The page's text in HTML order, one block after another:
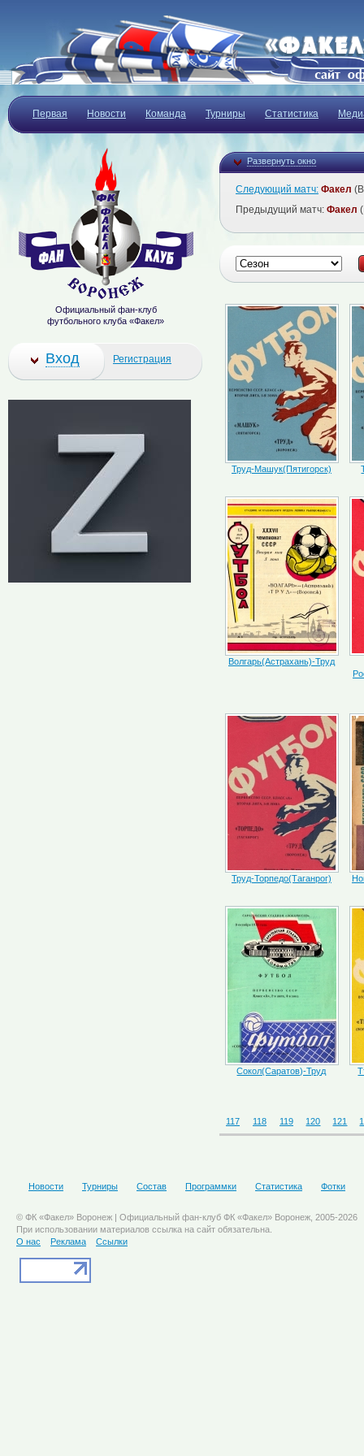
Первая Новости Команда Турниры Статистика
Развернуть окно
Следующий матч: Факел
Предыдущий матч: Факел
Труд-Машук(Пятигорск)
Волгарь(Астрахань)-Труд
Труд-Торпедо(Таганрог)
Сокол(Саратов)-Труд
117 118 119 120 121
Официальный фан-клуб
футбольного клуба «Факел»
Вход Регистрация
Новости Турниры Состав Программки Статистика Фотки
© ФК «Факел» Воронеж | Официальный фан-клуб ФК «Факел» Воронеж, 2005-2026
При использовании материалов ссылка на сайт обязательна.
О нас
Реклама Ссылки